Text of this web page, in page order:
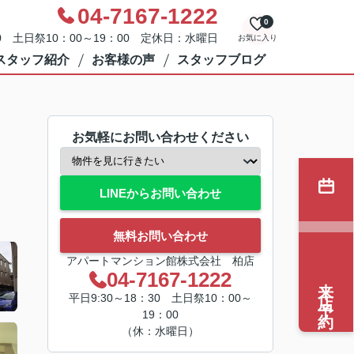
04-7167-1222
土日祭10：00～19：00 定休日：水曜日 お気に入り
0
タッフ紹介 お客様の声 スタッフブログ
お気軽にお問い合わせください
LINEからお問い合わせ
無料お問い合わせ
アパートマンション館株式会社 柏店
04-7167-1222
平日9:30～18：30 土日祭10：00～
19：00
（休：水曜日）
来店予約